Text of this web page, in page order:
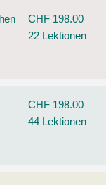
CHF 198.00
22 Lektionen
CHF 198.00
44 Lektionen